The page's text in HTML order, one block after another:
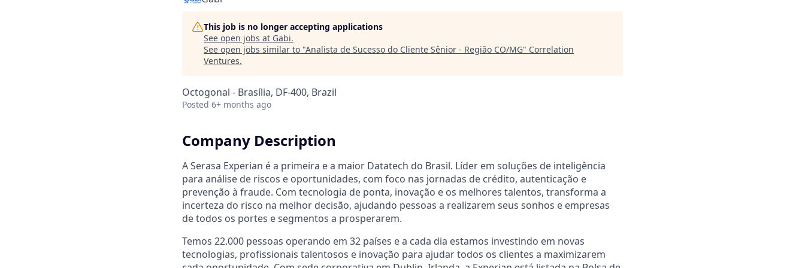
This job is no longer accepting applications
See open jobs at Gabi.
See open jobs similar to "Analista de Sucesso do Cliente Sênior - Região CO/MG" Correlation
Ventures.
Octogonal - Brasília, DF-400, Brazil
Posted 6+ months ago
Company Description
A Serasa Experian é a primeira e a maior Datatech do Brasil. Líder em soluções de inteligência
para análise de riscos e oportunidades, com foco nas jornadas de crédito, autenticação e
prevenção à fraude. Com tecnologia de ponta, inovação e os melhores talentos, transforma a
incerteza do risco na melhor decisão, ajudando pessoas a realizarem seus sonhos e empresas
de todos os portes e segmentos a prosperarem.
Temos 22.000 pessoas operando em 32 países e a cada dia estamos investindo em novas
tecnologias, profissionais talentosos e inovação para ajudar todos os clientes a maximizarem